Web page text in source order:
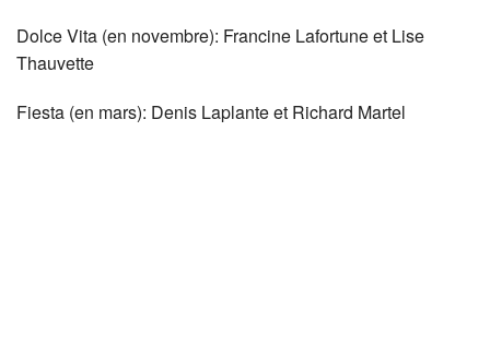
Dolce Vita (en novembre): Francine Lafortune et Lise
Thauvette
Fiesta (en mars): Denis Laplante et Richard Martel